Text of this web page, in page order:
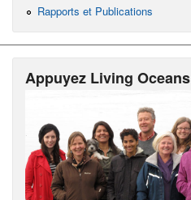
Rapports et Publications
Appuyez Living Oceans